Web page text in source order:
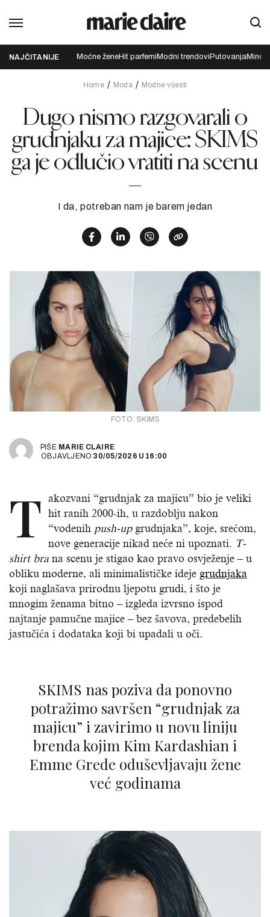
NAJČITANIJE Moćne ženeHit parfemi Modni trendovi Putovanja
Home Moda Modne vijesti
Dugo nismo razgovarali o
grudnjaku za majice: SKIMS
ga je odlučio vratiti na scenu
I da, potreban nam je barem jedan
FOTO: SKIMS
PIŠE MARIE CLAIRE
OBJAVLJENO 30/05/2026 U 16:00
T akozvani “grudnjak za majicu” bio je veliki
hit ranih 2000-ih, u razdoblju nakon
“vodenih push-upgrudnjaka”, koje, srećom,
nove generacije nikad neće ni upoznati. T-
shirt bra na scenu je stigao kao pravo osvježenje – u
obliku moderne, ali minimalističke ideje grudnjaka
koji naglašava prirodnu ljepotu grudi, i što je
mnogim ženama bitno – izgleda izvrsno ispod
najtanje pamučne majice – bez šavova, predebelih
jastučića i dodataka koji bi upadali u oči.
SKIMS nas poziva da ponovno
potražimo savršen “grudnjak za
majicu” i zavirimo u novu liniju
brenda kojim Kim Kardashian i
Emme Grede oduševljavaju žene
već godinama